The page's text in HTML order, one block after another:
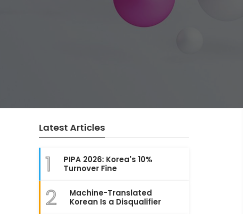
Latest Articles
1
PIPA 2026: Korea's 10%
Turnover Fine
2
Machine-Translated
Korean Is a Disqualifier